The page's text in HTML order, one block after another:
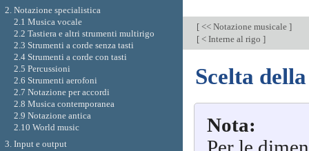
[<< Notazione musicale ]
[< Interne al rigo ]
Scelta
Nota:
2. Notazione specialistica
2.1 Musica vocale
2.2 Tastiera e altri strumenti multirigo
2.3 Strumenti a corde senza tasti
2.4 Strumenti a corde con tasti
2.5 Percussioni
2.6 Strumenti aerofoni
2.7 Notazione per accordi
2.8 Musica contemporanea
2.9 Notazione antica
2.10 World music
3. Input e output